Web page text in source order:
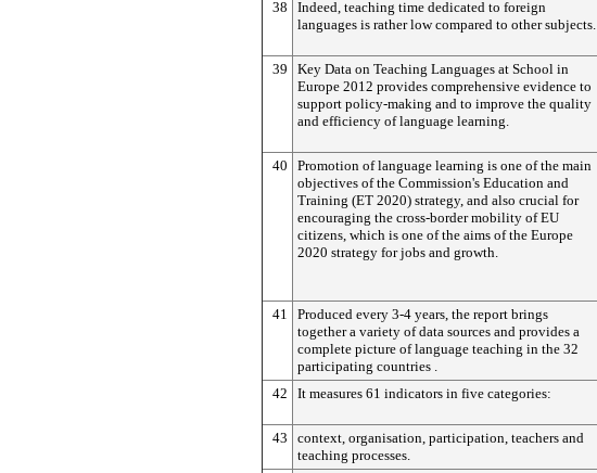
38
Indeed, teaching time dedicated to foreign
languages is rather low compared to other subjects.
39
Key Data on Teaching Languages at School in
Europe 2012 provides comprehensive evidence to
support policy-making and to improve the quality
and efficiency of language learning.
40
Promotion of language learning is one of the main
objectives of the Commission's Education and
Training (ET 2020) strategy, and also crucial for
encouraging the cross-border mobility of EU
citizens, which is one of the aims of the Europe
2020 strategy for jobs and growth.
41
Produced every 3-4 years, the report brings
together a variety of data sources and provides a
complete picture of language teaching in the 32
participating countries .
42
It measures 61 indicators in five categories:
43
context, organisation, participation, teachers and
teaching processes.